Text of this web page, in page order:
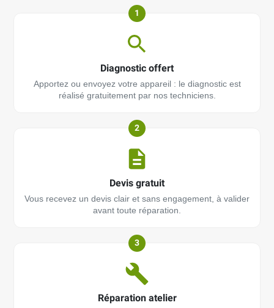
1
Diagnostic offert
Apportez ou envoyez votre appareil : le diagnostic est
réalisé gratuitement par nos techniciens.
2
Devis gratuit
Vous recevez un devis clair et sans engagement, à valider
avant toute réparation.
3
Réparation atelier